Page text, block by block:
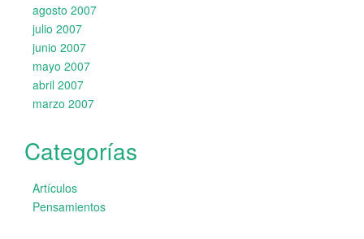
agosto 2007
julio 2007
junio 2007
mayo 2007
abril 2007
marzo 2007
Categorías
Artículos
Pensamientos